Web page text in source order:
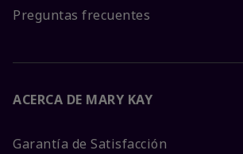
Preguntas frecuentes
ACERCA DE MARY KAY
Garantía de Satisfacción